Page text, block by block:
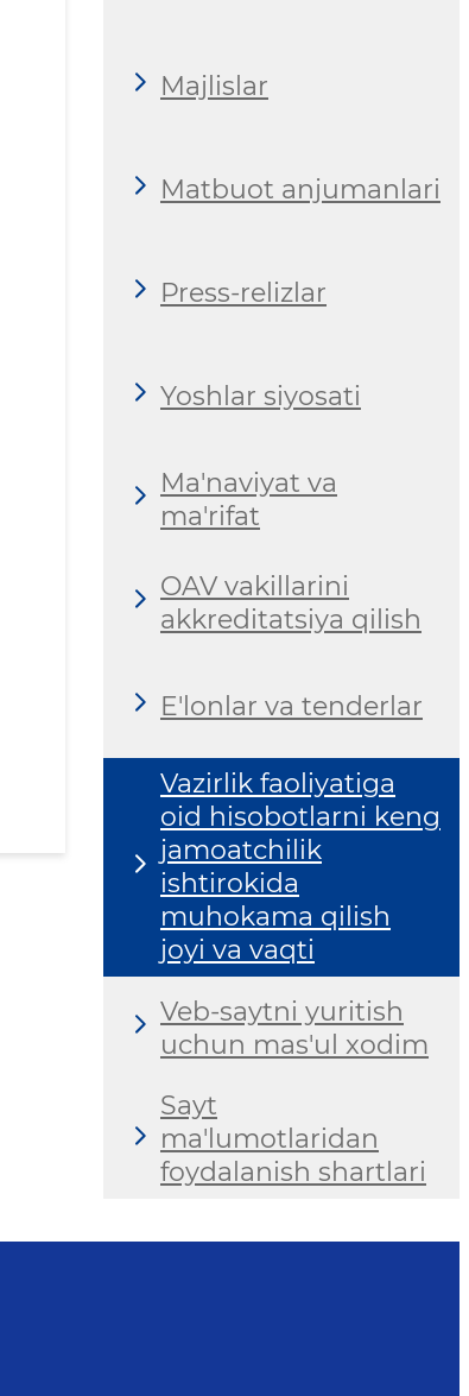
Majlislar
Matbuot anjumanlari
Press-relizlar
Yoshlar siyosati
Ma'naviyat va
ma'rifat
OAV vakillarini
akkreditatsiya qilish
E'lonlar va tenderlar
Vazirlik faoliyatiga
oid hisobotlarni keng
jamoatchilik
ishtirokida
muhokama qilish
joyi va vaqti
Veb-saytni yuritish
uchun mas'ul xodim
Sayt
ma'lumotlaridan
foydalanish shartlari